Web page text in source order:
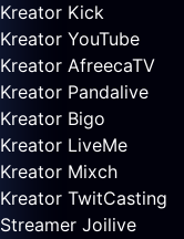
Kreator Kick
Kreator YouTube
Kreator AfreecaTV
Kreator Pandalive
Kreator Bigo
Kreator LiveMe
Kreator Mixch
Kreator TwitCasting
Streamer Joilive